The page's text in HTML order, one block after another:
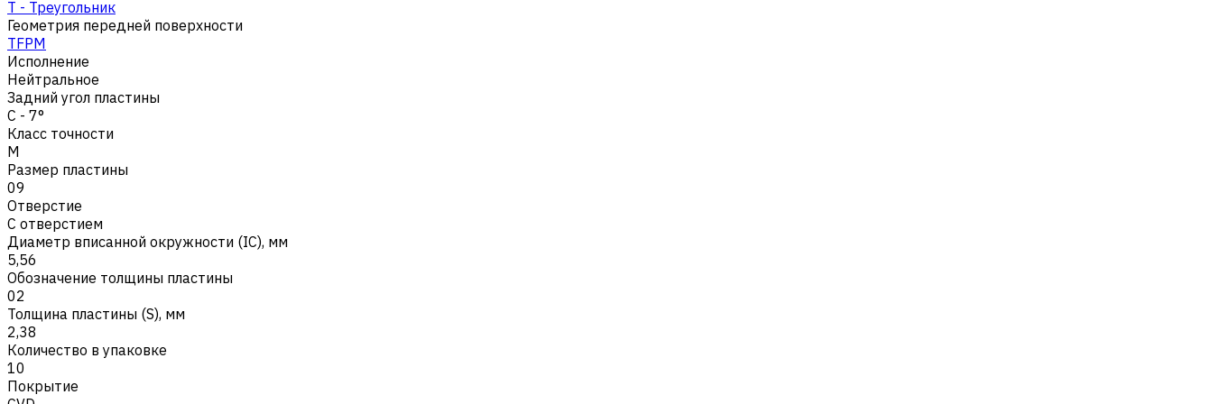
T - Треугольник
Геометрия передней поверхности
TFPM
Исполнение
Нейтральное
Задний угол пластины
C - 7°
Класс точности
M
Размер пластины
09
Отверстие
С отверстием
Диаметр вписанной окружности (IC), мм
5,56
Обозначение толщины пластины
02
Толщина пластины (S), мм
2,38
Количество в упаковке
10
Покрытие